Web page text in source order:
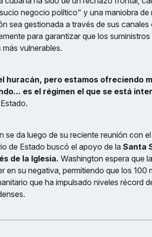
negocio político" y una maniobra de
sea gestionada a través de sus
para garantizar que los
vulnerables.
huracán, pero estamos ofreciendo
es el régimen el que se está
se da luego de su reciente reunión con
de Estado buscó el apoyo de laSanta
de la Iglesia. Washington espera que
en su negativa, permitiendo que los 100
que ha impulsado niveles récord